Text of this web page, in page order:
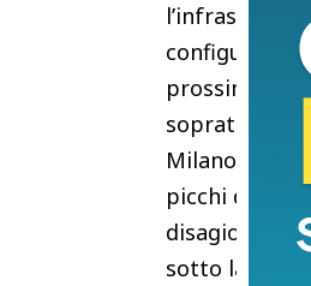
prossimi
soprattutto
Milano,
picchi di 37-
disagio si
sotto la